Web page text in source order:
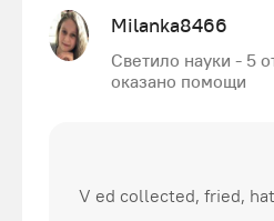
Milanka8466
Светило науки - 5
оказано помощи
V ed collected, fried,